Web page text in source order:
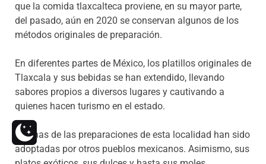
que la comida tlaxcalteca proviene, en su mayor parte,
del pasado, aún en 2020 se conservan algunos de los
métodos originales de preparación.
En diferentes partes de México, los platillos originales de
Tlaxcala y sus bebidas se han extendido, llevando
sabores propios a diversos lugares y cautivando a
quienes hacen turismo en el estado.
Muchas de las preparaciones de esta localidad han sido
adoptadas por otros pueblos mexicanos. Asimismo, sus